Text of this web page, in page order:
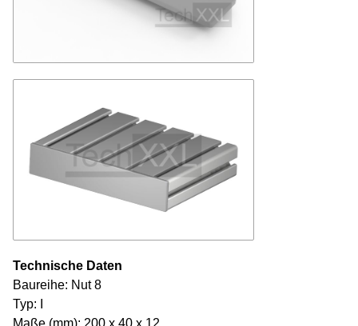
Technische Daten
Baureihe: Nut 8
Typ: I
Maße (mm): 200 x 40 x 12